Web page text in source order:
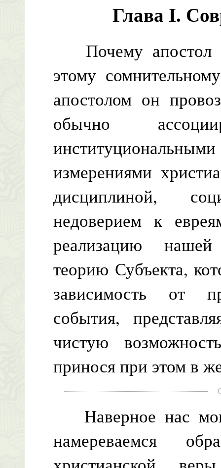
Глава I.
Почему апостол
этому
апостолом он
обычно
измерениями
дисциплиной,
недоверием к
реализацию
теорию Субъекта,
зависимость от
события,
чистую
принося при этом в
Наверное нас
намереваемся